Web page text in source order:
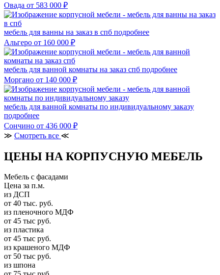
Овада от 583 000 ₽
мебель для ванны на заказ в спб подробнее
Альгеро от 160 000 ₽
мебель для ванной комнаты на заказ спб подробнее
Моргано от 140 000 ₽
мебель для ванной комнаты по индивидуальному заказу
подробнее
Сончино от 436 000 ₽
≫ Смотреть все ≪
ЦЕНЫ НА КОРПУСНУЮ МЕБЕЛЬ
Мебель с фасадами
Цена за п.м.
из ДСП
от 40 тыс. руб.
из пленочного МДФ
от 45 тыс руб.
из пластика
от 45 тыс руб.
из крашеного МДФ
от 50 тыс руб.
из шпона